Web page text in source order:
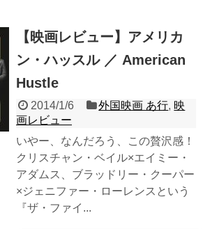
【映画レビュー】アメリカ
ン・ハッスル ／ American
Hustle
2014/1/6 外国映画 あ行, 映
画レビュー
いやー、なんだろう、この贅沢感！
クリスチャン・ベイル×エイミー・
アダムス、ブラッドリー・クーパー
×ジェニファー・ローレンスという
『ザ・ファイ...